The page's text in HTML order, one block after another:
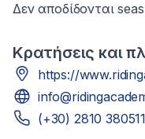
Δεν αποδίδονται
Κρατήσεις και
https://
(+30) 2810